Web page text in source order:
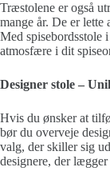
Træstolene er også
mange år. De er
Med spisebordsstole
atmosfære i dit
Designer stole –
Hvis du ønsker at
bør du overveje
valg, der skiller sig
designere, der